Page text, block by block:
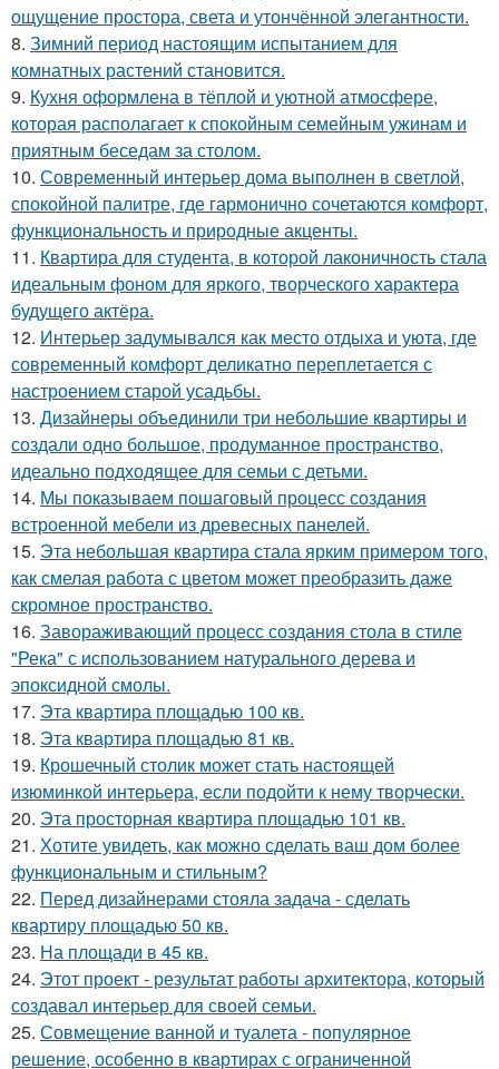
ощущение простора, света и утончённой элегантности.
8. Зимний период настоящим испытанием для
комнатных растений становится.
9. Кухня оформлена в тёплой и уютной атмосфере,
которая располагает к спокойным семейным ужинам и
приятным беседам за столом.
10. Современный интерьер дома выполнен в светлой,
спокойной палитре, где гармонично сочетаются комфорт,
функциональность и природные акценты.
11. Квартира для студента, в которой лаконичность стала
идеальным фоном для яркого, творческого характера
будущего актёра.
12. Интерьер задумывался как место отдыха и уюта, где
современный комфорт деликатно переплетается с
настроением старой усадьбы.
13. Дизайнеры объединили три небольшие квартиры и
создали одно большое, продуманное пространство,
идеально подходящее для семьи с детьми.
14. Мы показываем пошаговый процесс создания
встроенной мебели из древесных панелей.
15. Эта небольшая квартира стала ярким примером того,
как смелая работа с цветом может преобразить даже
скромное пространство.
16. Завораживающий процесс создания стола в стиле
"Река" с использованием натурального дерева и
эпоксидной смолы.
17. Эта квартира площадью 100 кв.
18. Эта квартира площадью 81 кв.
19. Крошечный столик может стать настоящей
изюминкой интерьера, если подойти к нему творчески.
20. Эта просторная квартира площадью 101 кв.
21. Хотите увидеть, как можно сделать ваш дом более
функциональным и стильным?
22. Перед дизайнерами стояла задача - сделать
квартиру площадью 50 кв.
23. На площади в 45 кв.
24. Этот проект - результат работы архитектора, который
создавал интерьер для своей семьи.
25. Совмещение ванной и туалета - популярное
решение, особенно в квартирах с ограниченной